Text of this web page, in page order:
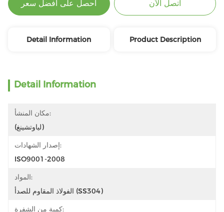
احصل على أفضل سعر اتصل الآن
Detail Information Product Description
Detail Information
مكان المنشأ:
(لياوتشينغ)
إصدار الشهادات:
ISO9001-2008
المواد:
الفولاذ المقاوم للصدأ (SS304)
كمية من الشفرة: